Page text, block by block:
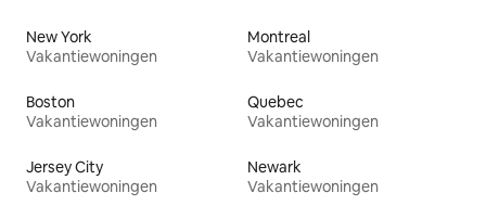
New York
Vakantiewoningen
Montreal
Vakantiewoningen
Boston
Vakantiewoningen
Quebec
Vakantiewoningen
Jersey City
Vakantiewoningen
Newark
Vakantiewoningen